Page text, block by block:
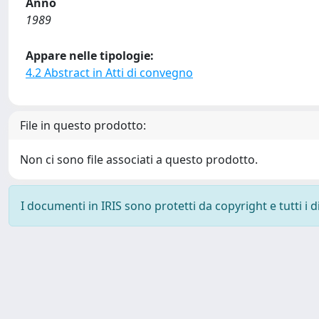
1989
Appare nelle tipologie:
4.2 Abstract in Atti di convegno
File in questo prodotto:
Non ci sono file associati a questo prodotto.
I documenti in IRIS sono protetti da copyright e tutti i